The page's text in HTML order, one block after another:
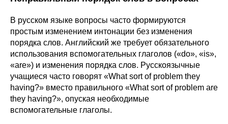
В русском языке вопросы часто формируются
простым изменением интонации без изменения
порядка слов. Английский же требует обязательного
использования вспомогательных глаголов («do», «is»,
«are») и изменения порядка слов. Русскоязычные
учащиеся часто говорят «What sort of problem they
having?» вместо правильного «What sort of problem are
they having?», опуская необходимые
вспомогательные глаголы.